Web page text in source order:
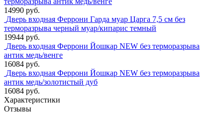
14990 руб.
Дверь входная Феррони Гарда муар Царга 7,5 см без
терморазрыва черный муар/кипарис темный
19944 руб.
Дверь входная Феррони Йошкар NEW без терморазрыва
антик медь/венге
16084 руб.
Дверь входная Феррони Йошкар NEW без терморазрыва
антик медь/золотистый дуб
16084 руб.
Характеристики
Отзывы